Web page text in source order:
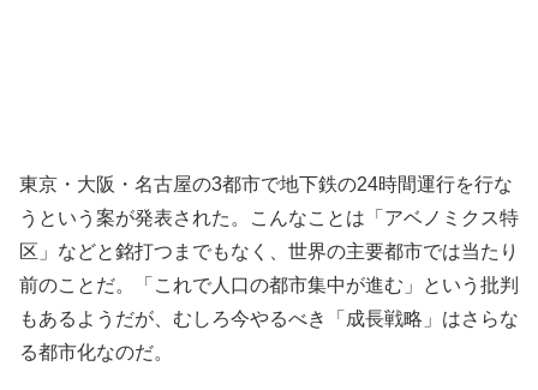
東京・大阪・名古屋の3都市で地下鉄の24時間運行を行な
うという案が発表された。こんなことは「アベノミクス特
区」などと銘打つまでもなく、世界の主要都市では当たり
前のことだ。「これで人口の都市集中が進む」という批判
もあるようだが、むしろ今やるべき「成長戦略」はさらな
る都市化なのだ。